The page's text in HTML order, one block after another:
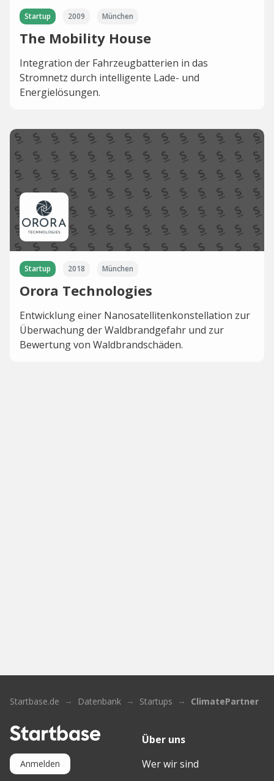
Startup 2009 München
The Mobility House
Integration der Fahrzeugbatterien in das
Stromnetz durch intelligente Lade- und
Energielösungen.
Startup 2018 München
Orora Technologies
Entwicklung einer Nanosatellitenkonstellation zur
Überwachung der Waldbrandgefahr und zur
Bewertung von Waldbrandschäden.
Startbase.de Datenbank Startups ClimatePartner
Anmelden
Über uns
Wer wir sind